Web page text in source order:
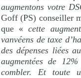
augmentons votre
Goff (PS) conseiller
que «cette
vanvéens de taxe
des dépenses liées
augmentées de
combler. Et toute